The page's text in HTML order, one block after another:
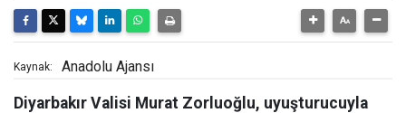
Kaynak: Anadolu Ajansı
Diyarbakır Valisi Murat Zorluoğlu, uyuşturucuyla